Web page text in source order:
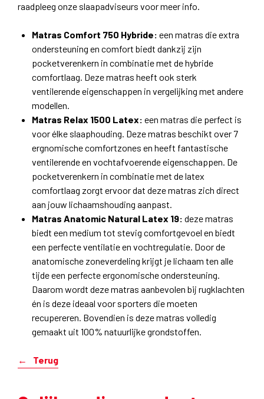
raadpleeg onze slaapadviseurs voor meer info.
Matras Comfort 750 Hybride: een matras die extra
ondersteuning en comfort biedt dankzij zijn
pocketverenkern in combinatie met de hybride
comfortlaag. Deze matras heeft ook sterk
ventilerende eigenschappen in vergelijking met andere
modellen.
Matras Relax 1500 Latex: een matras die perfect is
voor élke slaaphouding. Deze matras beschikt over 7
ergnomische comfortzones en heeft fantastische
ventilerende en vochtafvoerende eigenschappen. De
pocketverenkern in combinatie met de latex
comfortlaag zorgt ervoor dat deze matras zich direct
aan jouw lichaamshouding aanpast.
Matras Anatomic Natural Latex 19: deze matras
biedt een medium tot stevig comfortgevoel en biedt
een perfecte ventilatie en vochtregulatie. Door de
anatomische zoneverdeling krijgt je lichaam ten alle
tijde een perfecte ergonomische ondersteuning.
Daarom wordt deze matras aanbevolen bij rugklachten
én is deze ideaal voor sporters die moeten
recupereren. Bovendien is deze matras volledig
gemaakt uit 100% natuurlijke grondstoffen.
Terug